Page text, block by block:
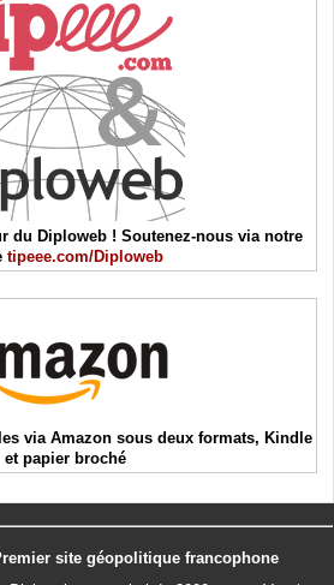
du Diploweb ! Soutenez-nous via notre
tipeee.com/Diploweb
via Amazon sous deux formats, Kindle
et papier broché
site géopolitique francophone